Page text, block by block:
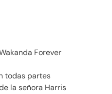
Forever
todas partes
la señora Harris